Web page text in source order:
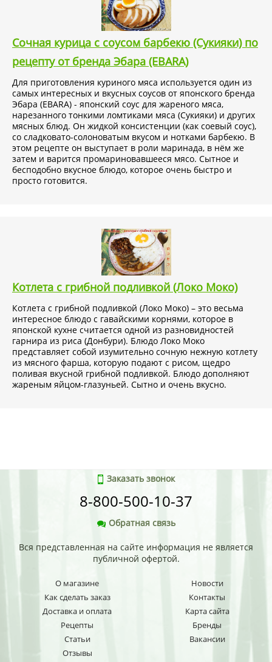
Сочная курица с соусом барбекю (Сукияки) по
рецепту от бренда Эбара (EBARA)
Для приготовления куриного мяса используется один из
самых интересных и вкусных соусов от японского бренда
Эбара (EBARA) - японский соус для жареного мяса,
нарезанного тонкими ломтиками мяса (Сукияки) и других
мясных блюд. Он жидкой консистенции (как соевый соус),
со сладковато-солоноватым вкусом и нотками барбекю. В
этом рецепте он выступает в роли маринада, в нём же
затем и варится промариновавшееся мясо. Сытное и
бесподобно вкусное блюдо, которое очень быстро и
просто готовится.
Котлета с грибной подливкой (Локо Моко)
Котлета с грибной подливкой (Локо Моко) – это весьма
интересное блюдо с гавайскими корнями, которое в
японской кухне считается одной из разновидностей
гарнира из риса (Донбури). Блюдо Локо Моко
представляет собой изумительно сочную нежную котлету
из мясного фарша, которую подают с рисом, щедро
поливая вкусной грибной подливкой. Блюдо дополняют
жареным яйцом-глазуньей. Сытно и очень вкусно.
Заказать звонок
8-800-500-10-37
Обратная связь
Вся представленная на сайте информация не является
публичной офертой.
О магазине
Как сделать заказ
Доставка и оплата
Рецепты
Статьи
Отзывы
Новости
Контакты
Карта сайта
Бренды
Вакансии